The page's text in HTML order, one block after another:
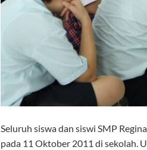
Seluruh siswa dan siswi SMP
pada 11 Oktober 2011 di sekolah.